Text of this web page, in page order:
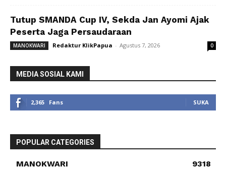
Tutup SMANDA Cup IV, Sekda Jan Ayomi Ajak
Peserta Jaga Persaudaraan
MANOKWARI Redaktur KlikPapua - Agustus 7, 2026 0
MEDIA SOSIAL KAMI
2,365 Fans SUKA
POPULAR CATEGORIES
MANOKWARI
9318